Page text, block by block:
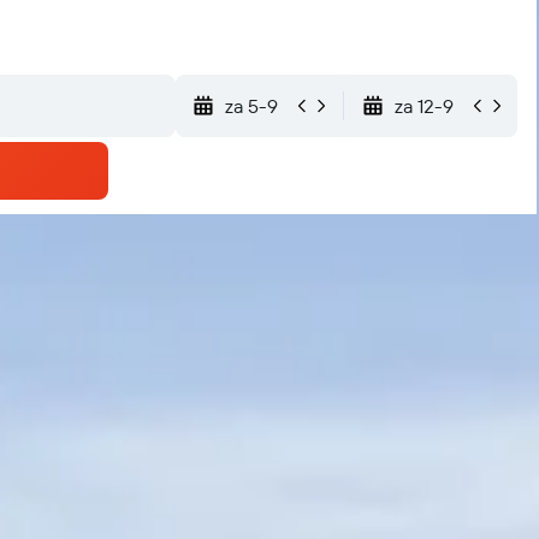
za 5-9 za 12-9